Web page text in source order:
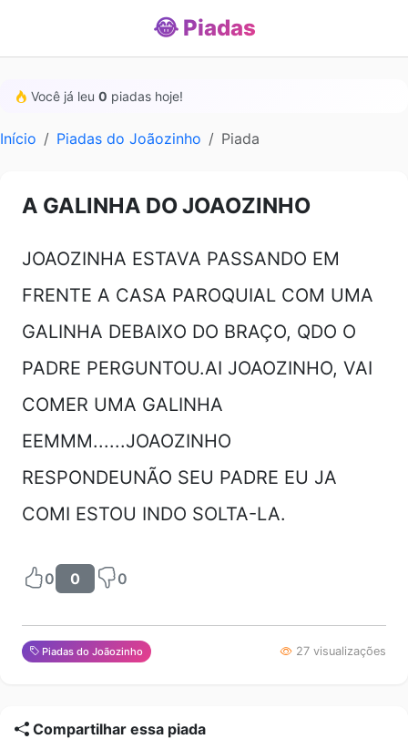
😂 Piadas
Você já leu 0 piadas hoje!
Início Piadas do Joãozinho Piada
A GALINHA DO JOAOZINHO
JOAOZINHA ESTAVA PASSANDO EM
FRENTE A CASA PAROQUIAL COM UMA
GALINHA DEBAIXO DO BRAÇO, QDO O
PADRE PERGUNTOU.AI JOAOZINHO, VAI
COMER UMA GALINHA
EEMMM......JOAOZINHO
RESPONDEUNÃO SEU PADRE EU JA
COMI ESTOU INDO SOLTA-LA.
0 0 0
Piadas do Joãozinho 27 visualizações
Compartilhar essa piada